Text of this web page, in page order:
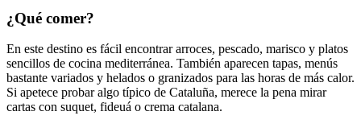
¿Qué comer?
En este destino es fácil encontrar arroces, pescado, marisco y platos
sencillos de cocina mediterránea. También aparecen tapas, menús
bastante variados y helados o granizados para las horas de más calor.
Si apetece probar algo típico de Cataluña, merece la pena mirar
cartas con suquet, fideuá o crema catalana.